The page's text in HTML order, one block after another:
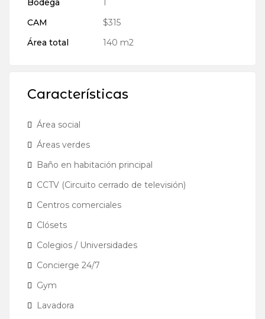
Bodega
CAM
$315
Área total
140 m2
Características
Área social
Áreas verdes
Baño en habitación principal
CCTV (Circuito cerrado de televisión)
Centros comerciales
Clósets
Colegios / Universidades
Concierge 24/7
Gym
Lavadora